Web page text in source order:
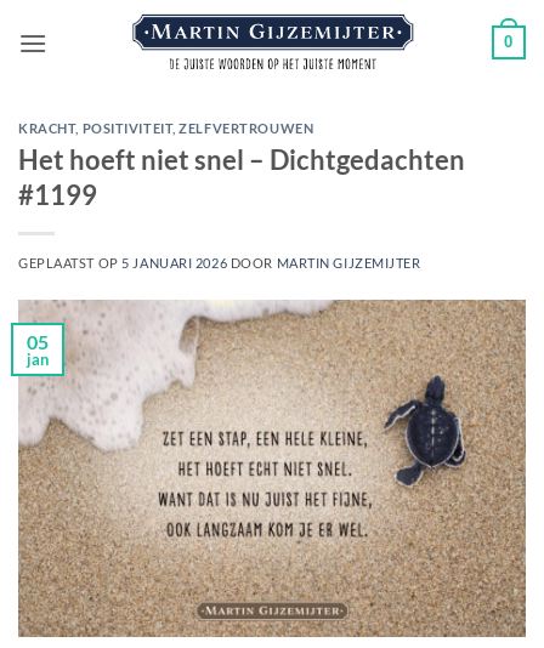
naar
0
KRACHT, POSITIVITEIT,ZELFVERTROUWEN
Het hoeft niet snel – Dichtgedachten
#1199
GEPLAATST OP 5 JANUARI 2026 DOOR MARTIN GIJZEMIJTER
05
jan